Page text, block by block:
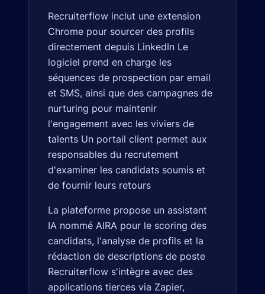
Recruiterflow inclut une extension
Chrome pour sourcer des profils
directement depuis LinkedIn Le
logiciel prend en charge les
séquences de prospection par email
et SMS, ainsi que des campagnes de
nurturing pour maintenir
l'engagement avec les viviers de
talents Un portail client permet aux
responsables du recrutement
d'examiner les candidats soumis et
de fournir leurs retours
La plateforme propose un assistant
IA nommé AIRA pour le scoring des
candidats, l'analyse de profils et la
rédaction de descriptions de poste
Recruiterflow s'intègre avec des
applications tierces via Zapier,